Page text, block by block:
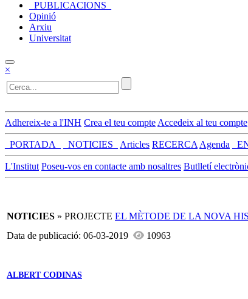
_PUBLICACIONS_
Opinió
Arxiu
Universitat
×
Adhereix-te a l'INH Crea el teu compte Accedeix al teu compte
_PORTADA_ _NOTICIES_ Articles RECERCA Agenda
L'Institut Poseu-vos en contacte amb nosaltres Butlletí
NOTICIES » PROJECTE EL MÈTODE DE LA NOVA
Data de publicació: 06-03-2019
10963
ALBERT CODINAS